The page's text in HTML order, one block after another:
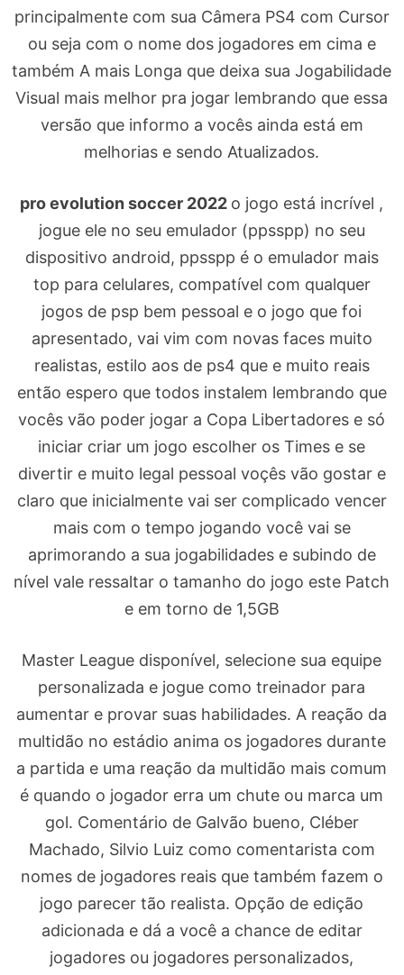
principalmente com sua Câmera PS4 com Cursor
ou seja com o nome dos jogadores em cima e
também A mais Longa que deixa sua Jogabilidade
Visual mais melhor pra jogar lembrando que essa
versão que informo a vocês ainda está em
melhorias e sendo Atualizados.
pro evolution soccer 2022 o jogo está incrível ,
jogue ele no seu emulador (ppsspp) no seu
dispositivo android, ppsspp é o emulador mais
top para celulares, compatível com qualquer
jogos de psp bem pessoal e o jogo que foi
apresentado, vai vim com novas faces muito
realistas, estilo aos de ps4 que e muito reais
então espero que todos instalem lembrando que
vocês vão poder jogar a Copa Libertadores e só
iniciar criar um jogo escolher os Times e se
divertir e muito legal pessoal voçês vão gostar e
claro que inicialmente vai ser complicado vencer
mais com o tempo jogando você vai se
aprimorando a sua jogabilidades e subindo de
nível vale ressaltar o tamanho do jogo este Patch
e em torno de 1,5GB
Master League disponível, selecione sua equipe
personalizada e jogue como treinador para
aumentar e provar suas habilidades. A reação da
multidão no estádio anima os jogadores durante
a partida e uma reação da multidão mais comum
é quando o jogador erra um chute ou marca um
gol. Comentário de Galvão bueno, Cléber
Machado, Silvio Luiz como comentarista com
nomes de jogadores reais que também fazem o
jogo parecer tão realista. Opção de edição
adicionada e dá a você a chance de editar
jogadores ou jogadores personalizados,